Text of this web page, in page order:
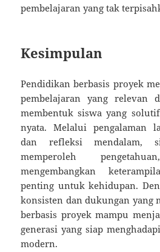
pembelajaran yang tak
Kesimpulan
Pendidikan berbasis proyek
pembelajaran yang relevan
membentuk siswa yang
nyata. Melalui pengalaman
dan refleksi mendalam,
memperoleh
mengembangkan
penting untuk kehidupan.
konsisten dan dukungan yang
berbasis proyek mampu
generasi yang siap
modern.